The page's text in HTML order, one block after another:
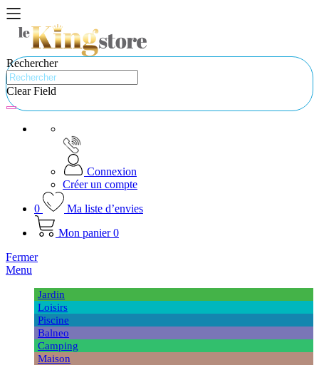
Rechercher
Clear Field
Connexion
Créer un compte
0
Ma liste d’envies
Mon panier 0
Fermer
Menu
Jardin
Loisirs
Piscine
Balneo
Camping
Maison